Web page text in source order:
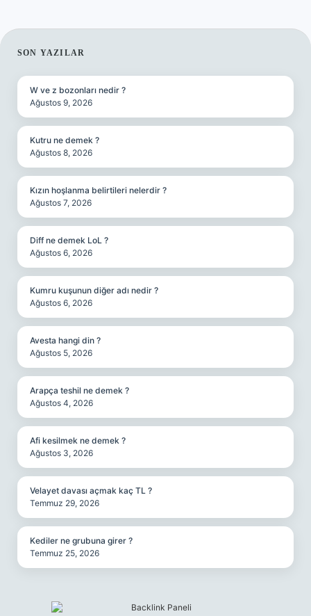
SIDEBAR
SON YAZILAR
W ve z bozonları nedir ?
Ağustos 9, 2026
Kutru ne demek ?
Ağustos 8, 2026
Kızın hoşlanma belirtileri nelerdir ?
Ağustos 7, 2026
Diff ne demek LoL ?
Ağustos 6, 2026
Kumru kuşunun diğer adı nedir ?
Ağustos 6, 2026
Avesta hangi din ?
Ağustos 5, 2026
Arapça teshil ne demek ?
Ağustos 4, 2026
Afi kesilmek ne demek ?
Ağustos 3, 2026
Velayet davası açmak kaç TL ?
Temmuz 29, 2026
Kediler ne grubuna girer ?
Temmuz 25, 2026